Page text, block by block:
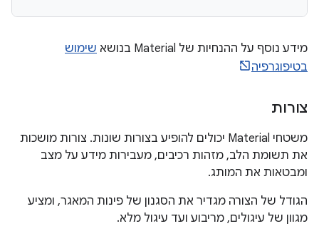
מידע נוסף על ההנחיות של Material בנושא
שימוש
בטיפוגרפיה
צורות
משטחי Material יכולים להופיע בצורות שונות. צורות מושכות
את תשומת הלב, מזהות רכיבים, מעבירות מידע על מצב
ומבטאות את המותג.
הגודל של הצורה מגדיר את הסגנון של פינות המאגר, ומציע
מגוון של עיגולים, מריבוע ועד עיגול מלא.